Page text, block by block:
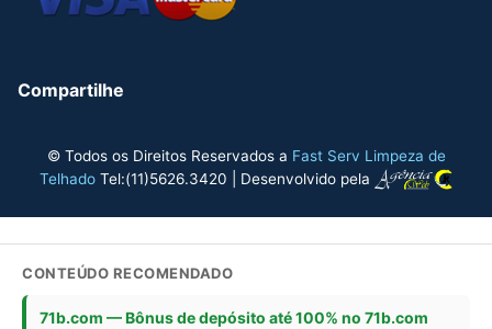
Compartilhe
© Todos os Direitos Reservados a Fast Serv Limpeza de
TelhadoTel:(11)5626.3420 | Desenvolvido pela
CONTEÚDO RECOMENDADO
71b.com — Bônus de depósito até 100% no 71b.com